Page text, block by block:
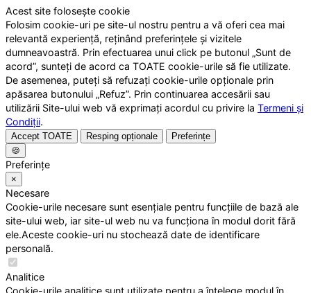
Acest site folosește cookie
Folosim cookie-uri pe site-ul nostru pentru a vă oferi cea mai
relevantă experiență, reținând preferințele și vizitele
dumneavoastră. Prin efectuarea unui click pe butonul „Sunt de
acord”, sunteți de acord ca TOATE cookie-urile să fie utilizate.
De asemenea, puteți să refuzați cookie-urile opționale prin
apăsarea butonului „Refuz”. Prin continuarea accesării sau
utilizării Site-ului web vă exprimați acordul cu privire la Termeni și
Condiții.
Accept TOATE Resping opționale
Preferințe
🍪
Preferințe
×
Necesare
Cookie-urile necesare sunt esențiale pentru funcțiile de bază ale
site-ului web, iar site-ul web nu va funcționa în modul dorit fără
ele.Aceste cookie-uri nu stochează date de identificare
personală.
Analitice
Cookie-urile analitice sunt utilizate pentru a înțelege modul în